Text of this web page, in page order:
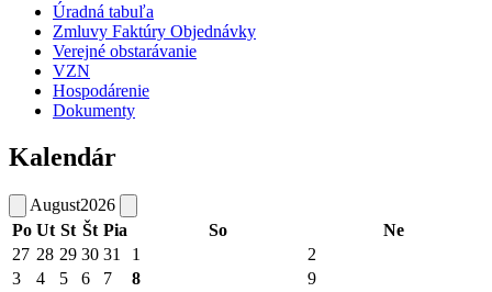
Úradná tabuľa
Zmluvy Faktúry Objednávky
Verejné obstarávanie
VZN
Hospodárenie
Dokumenty
Kalendár
August2026
Po Ut St Št Pia So
Ne
27 28 29 30 31 1
2
3
4 5 6 7 8 9